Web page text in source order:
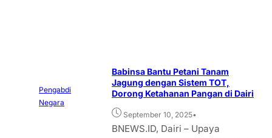
Pengabdi
Negara
Babinsa Bantu Petani Tanam
Jagung dengan Sistem TOT,
Dorong Ketahanan Pangan di Dairi
September 10, 2025•
BNEWS.ID, Dairi – Upaya